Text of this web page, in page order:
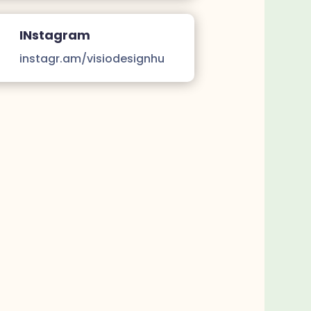
INstagram
instagr.am/visiodesignhu